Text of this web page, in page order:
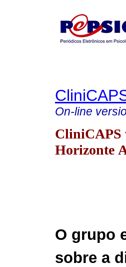
On-line
CliniCAPS
Horizonte
O grupo
sobre a